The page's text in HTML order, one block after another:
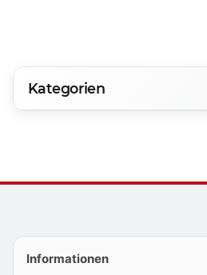
Kategorien
Informationen